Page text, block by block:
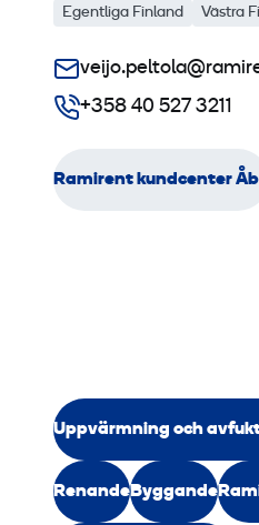
Egentliga Finland Västra
+358 40 527 3211
Ramirent kundcenter
Uppvärmning och
RenandeByggande